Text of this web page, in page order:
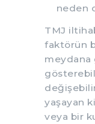
neden
TMJ
faktörün
meydana
yaşayan
veya bir